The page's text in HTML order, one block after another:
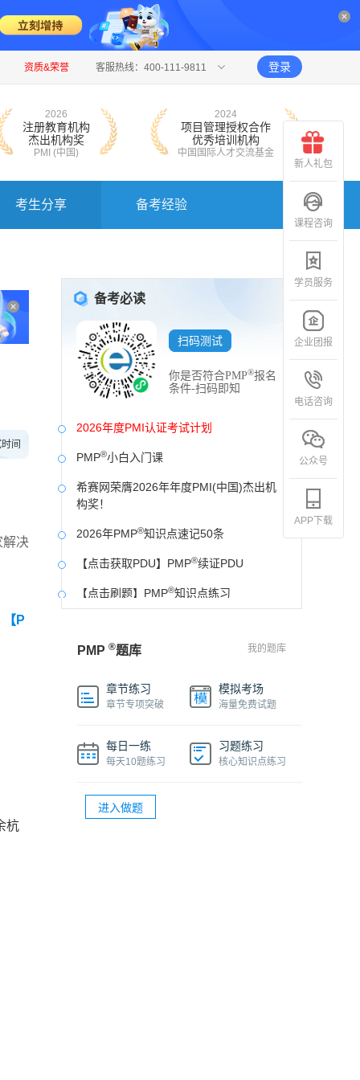
资质&荣誉 客服热线：400-111-9811 登录
2026
注册教育机构
杰出机构奖
PMI (中国)
2024
项目管理授权合作
优秀培训机构
中国国际人才交流基金
考生分享 备考经验
间
解决
【P
杭
备考必读
扫码测试
你是否符合PMP®报名
条件-扫码即知
2026年度PMI认证考试计划
PMP®小白入门课
希赛网荣膺2026年年度PMI(中国)杰出机
构奖！
2026年PMP®知识点速记50条
【点击获取PDU】PMP®续证PDU
【点击刷题】PMP®知识点练习
PMP ®希赛PMP 2026年模拟卷
PMP 项目管理知识精华课程
PMP®续期多少钱？PMP
PMP ®题库 我的题库
章节练习
章节专项突破
模拟考场
海量免费试题
每日一练
每天10题练习
习题练习
核心知识点练习
进入做题
新人礼包
课程咨询
学员服务
企业团报
电话咨询
公众号
APP下载